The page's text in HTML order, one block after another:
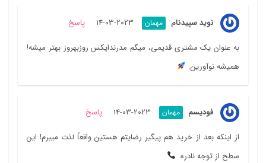
نوید سپید‌نام مهمان 2023-03-14 پاسخ
به عنوان یک مشتری قدیمی، میگم مدرندایکس روزبهروز بهتر میشه!
همیشه نوآورین.
فودیسم مهمان 2023-03-14 پاسخ
از اینکه بعد از خرید هم پیگیر رضایتم هستین واقعاً لذت میبرم! این
سطح از توجه نادره.